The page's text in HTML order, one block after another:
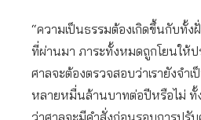
“ความเป็นธรรมต้องเกิดขึ้นกับทั้ง
ที่ผ่านมา ภาระทั้งหมดถูกโยนให้ป
ศาลจะต้องตรวจสอบว่าเรายังจำ
หลายหมื่นล้านบาทต่อปีหรือไม่ ทั้
ว่าศาลจะมีคำสั่งก่อนรอบการปรั